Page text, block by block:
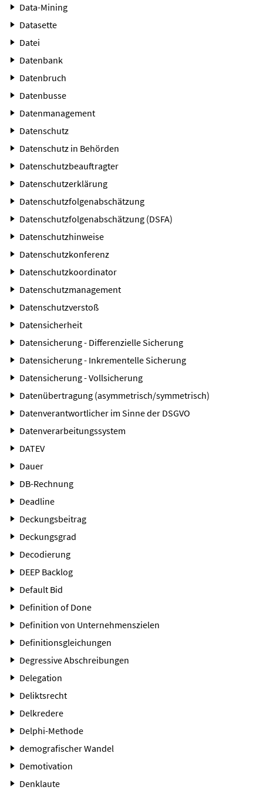
Data-Mining
Datasette
Datei
Datenbank
Datenbruch
Datenbusse
Datenmanagement
Datenschutz
Datenschutz in Behörden
Datenschutzbeauftragter
Datenschutzerklärung
Datenschutzfolgenabschätzung
Datenschutzfolgenabschätzung (DSFA)
Datenschutzhinweise
Datenschutzkonferenz
Datenschutzkoordinator
Datenschutzmanagement
Datenschutzverstoß
Datensicherheit
Datensicherung - Differenzielle Sicherung
Datensicherung - Inkrementelle Sicherung
Datensicherung - Vollsicherung
Datenübertragung (asymmetrisch/symmetrisch)
Datenverantwortlicher im Sinne der DSGVO
Datenverarbeitungssystem
DATEV
Dauer
DB-Rechnung
Deadline
Deckungsbeitrag
Deckungsgrad
Decodierung
DEEP Backlog
Default Bid
Definition of Done
Definition von Unternehmenszielen
Definitionsgleichungen
Degressive Abschreibungen
Delegation
Deliktsrecht
Delkredere
Delphi-Methode
demografischer Wandel
Demotivation
Denklaute